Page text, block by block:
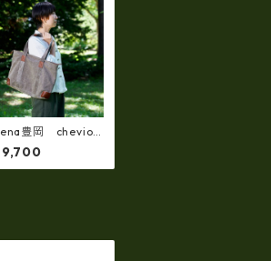
rena豊岡 chevio
豊岡製・火山灰
】8号帆布ショル
トート（横型） tz